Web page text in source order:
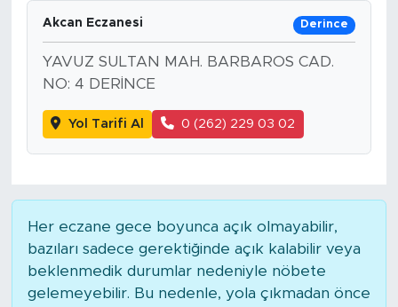
Akcan Eczanesi Derince
YAVUZ SULTAN MAH. BARBAROS CAD.
NO: 4 DERİNCE
Yol Tarifi Al 0 (262) 229 03 02
Her eczane gece boyunca açık olmayabilir,
bazıları sadece gerektiğinde açık kalabilir veya
beklenmedik durumlar nedeniyle nöbete
gelemeyebilir. Bu nedenle, yola çıkmadan önce
Teknoloji
Magazin
Dünya